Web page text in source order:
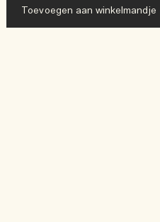
Toevoegen aan winkelmandje